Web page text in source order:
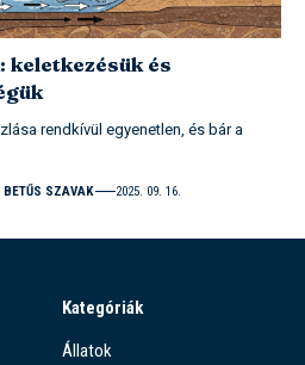
keletkezésük és
rendkívül egyenetlen, és bár a
SZAVAK 2025. 09. 16.
Kategóriák
Állatok